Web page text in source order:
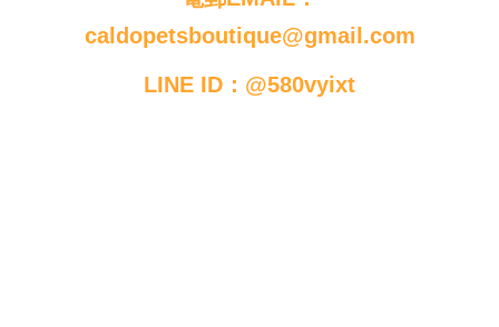
caldopetsboutique@gmail.com
LINE ID：@580vyixt